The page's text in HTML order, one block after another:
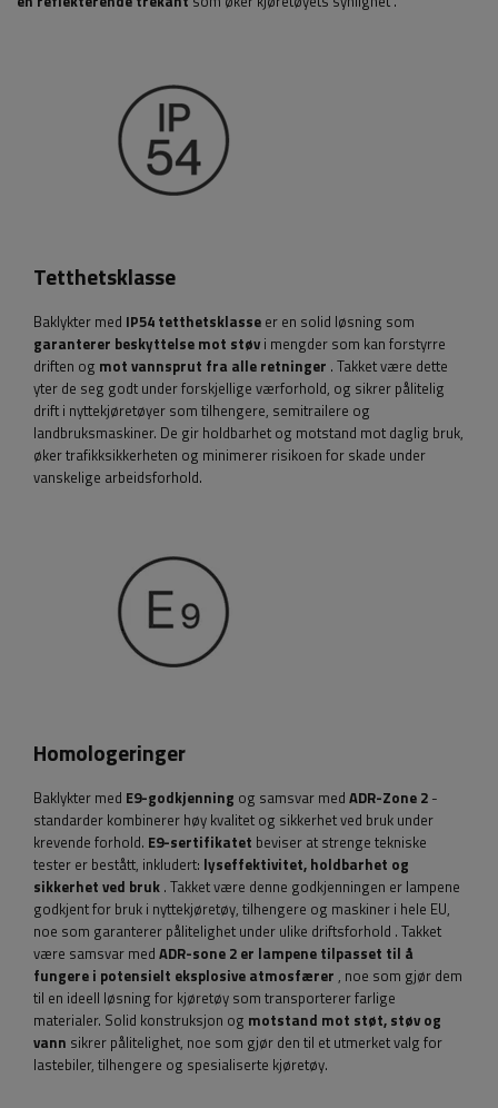
Tetthetsklasse
Baklykter med IP54 tetthetsklasse er en solid løsning som
garanterer beskyttelse mot støv i mengder som kan forstyrre
driften og mot vannsprut fra alle retninger . Takket være dette
yter de seg godt under forskjellige værforhold, og sikrer pålitelig
drift i nyttekjøretøyer som tilhengere, semitrailere og
landbruksmaskiner. De gir holdbarhet og motstand mot daglig bruk,
øker trafikksikkerheten og minimerer risikoen for skade under
vanskelige arbeidsforhold.
Homologeringer
Baklykter med E9-godkjenning og samsvar med ADR-Zone 2 -
standarder kombinerer høy kvalitet og sikkerhet ved bruk under
krevende forhold. E9-sertifikatet beviser at strenge tekniske
tester er bestått, inkludert: lyseffektivitet, holdbarhet og
sikkerhet ved bruk . Takket være denne godkjenningen er lampene
godkjent for bruk i nyttekjøretøy, tilhengere og maskiner i hele EU,
noe som garanterer pålitelighet under ulike driftsforhold . Takket
være samsvar med ADR-sone 2 er lampene tilpasset til å
fungere i potensielt eksplosive atmosfærer , noe som gjør dem
til en ideell løsning for kjøretøy som transporterer farlige
materialer. Solid konstruksjon og motstand mot støt, støv og
vann sikrer pålitelighet, noe som gjør den til et utmerket valg for
lastebiler, tilhengere og spesialiserte kjøretøy.